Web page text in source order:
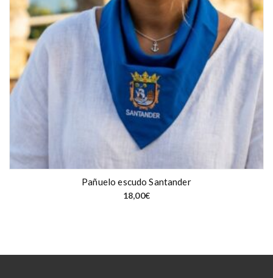
Pañuelo escudo Santander
18,00€